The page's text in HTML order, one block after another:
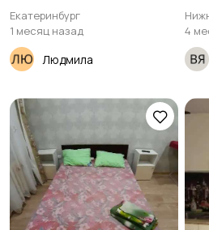
Бакинских комиссаров 107
Екатеринбург
1 месяц назад
Людмила
4